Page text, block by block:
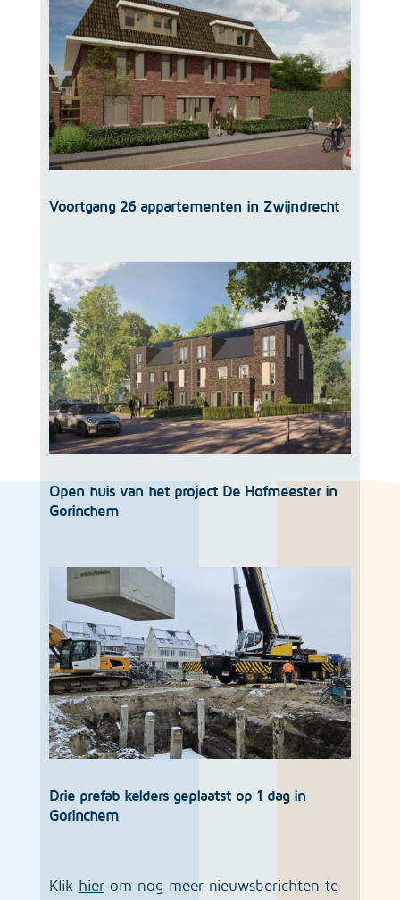
Voortgang 26 appartementen in Zwijndrecht
Open huis van het project De Hofmeester in
Gorinchem
Drie prefab kelders geplaatst op 1 dag in
Gorinchem
Klik hierom nog meer nieuwsberichten te